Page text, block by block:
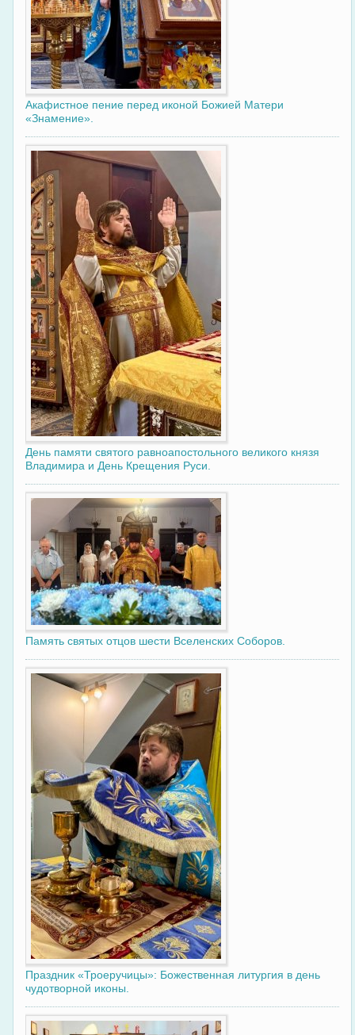
Акафистное пение перед иконой Божией Матери
«Знамение».
День памяти святого равноапостольного великого князя
Владимира и День Крещения Руси.
Память святых отцов шести Вселенских Соборов.
Праздник «Троеручицы»: Божественная литургия в день
чудотворной иконы.